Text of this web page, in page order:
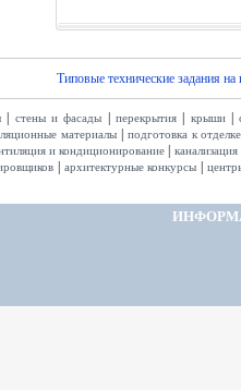
Типовые технические задания на
стены и фасады перекрытия| крыши|
материалы|
подготовка к отделке
и кондиционирование канализация
архитектурные конкурсы